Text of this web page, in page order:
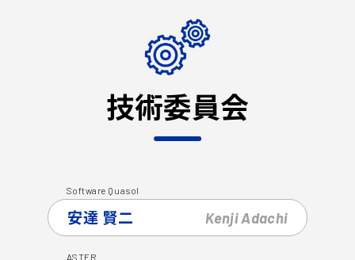
技術委員会
Software Quasol
安達 賢二 KenjiAdachi
ASTER